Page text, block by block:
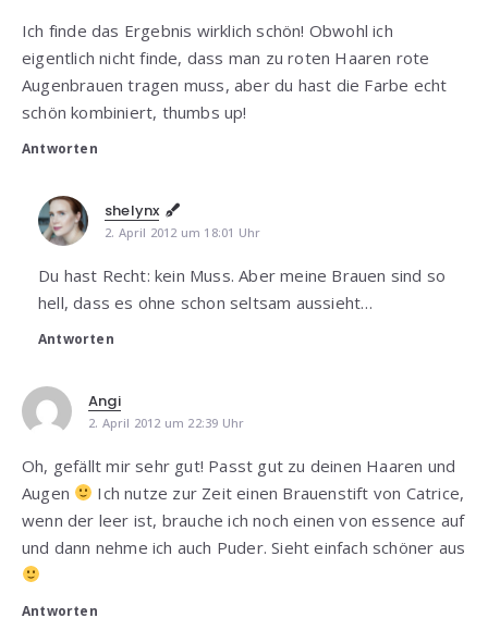
Ich finde das Ergebnis wirklich schön! Obwohl ich
eigentlich nicht finde, dass man zu roten Haaren rote
Augenbrauen tragen muss, aber du hast die Farbe echt
schön kombiniert, thumbs up!
Antworten
shelynx
2. April 2012 um 18:01 Uhr
Du hast Recht: kein Muss. Aber meine Brauen sind so
hell, dass es ohne schon seltsam aussieht…
Antworten
Angi
2. April 2012 um 22:39 Uhr
Oh, gefällt mir sehr gut! Passt gut zu deinen Haaren und
Augen
Ich nutze zur Zeit einen Brauenstift von Catrice,
wenn der leer ist, brauche ich noch einen von essence auf
und dann nehme ich auch Puder. Sieht einfach schöner aus
Antworten